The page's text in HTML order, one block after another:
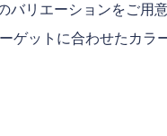
バリエーションをご用意
ゲットに合わせたカラ